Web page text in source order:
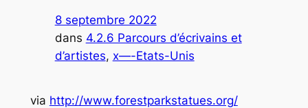
8 septembre 2022
dans 4.2.6 Parcours d’écrivains et
d’artistes, x—-Etats-Unis
via http://www.forestparkstatues.org/